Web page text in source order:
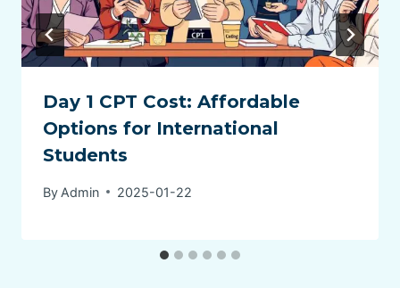
Day 1 CPT Cost: Affordable
Options for International
Students
By Admin 2025-01-22